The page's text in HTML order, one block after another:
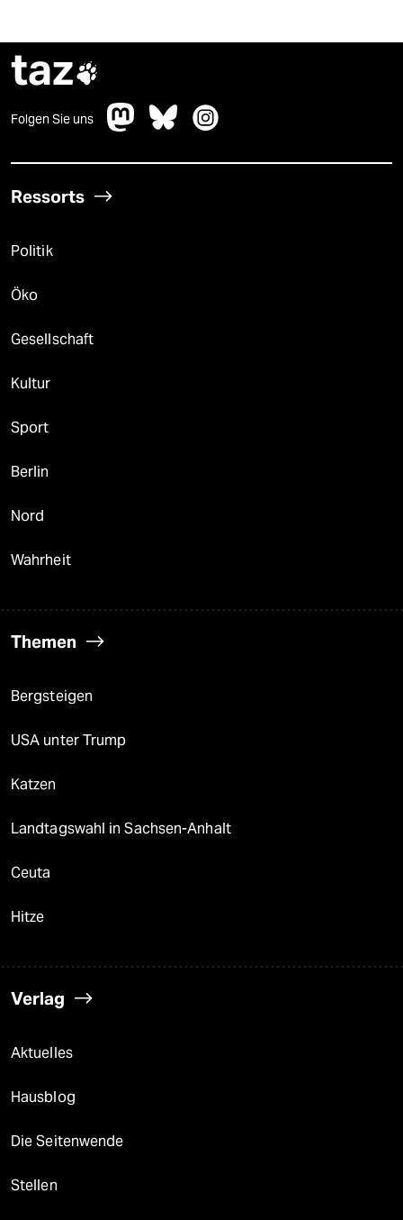
taz
Folgen Sie uns
Ressorts
Politik
Öko
Gesellschaft
Kultur
Sport
Berlin
Nord
Wahrheit
Themen
Bergsteigen
USA unter Trump
Katzen
Landtagswahl in Sachsen-Anhalt
Ceuta
Hitze
Verlag
Aktuelles
Hausblog
Die Seitenwende
Stellen